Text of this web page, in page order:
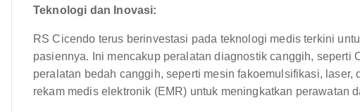
Teknologi dan Inovasi:
RS Cicendo terus berinvestasi pada teknologi medis terkini
pasiennya. Ini mencakup peralatan diagnostik canggih, seperti
peralatan bedah canggih, seperti mesin fakoemulsifikasi,
rekam medis elektronik (EMR) untuk meningkatkan perawatan